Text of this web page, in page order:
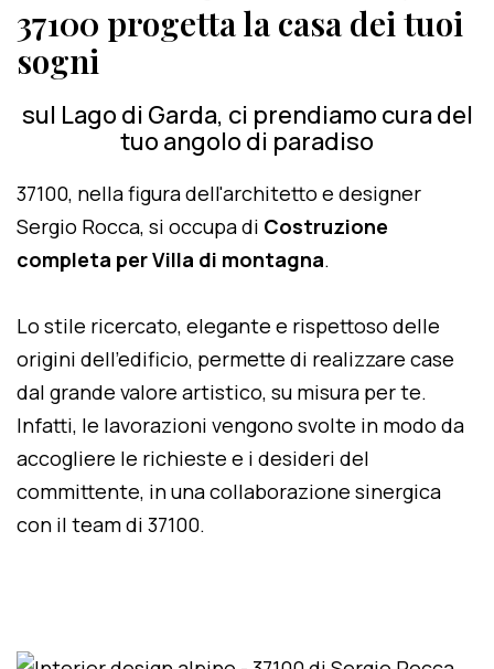
37100 progetta la casa dei tuoi
sogni
sul Lago di Garda, ci prendiamo cura del
tuo angolo di paradiso
37100, nella figura dell'architetto e designer
Sergio Rocca, si occupa di Costruzione
completa per Villa di montagna.
Lo stile ricercato, elegante e rispettoso delle
origini dell'edificio, permette di realizzare case
dal grande valore artistico, su misura per te.
Infatti, le lavorazioni vengono svolte in modo da
accogliere le richieste e i desideri del
committente, in una collaborazione sinergica
con il team di 37100.